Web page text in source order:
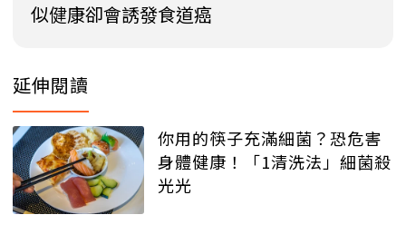
似健康卻會誘發食道癌
延伸閱讀
你用的筷子充滿細菌？恐危害
身體健康！「1清洗法」細菌殺
光光